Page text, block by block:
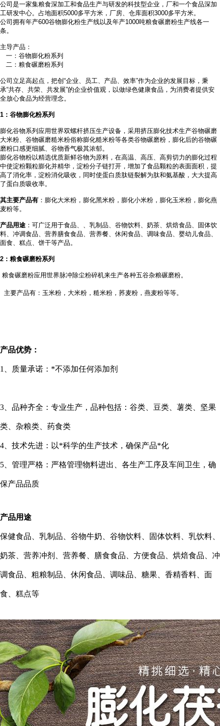
公司是一家集粮食深加工和食品生产与研发的科技型企业，厂和一个食品深加
工研发中心。占地面积5000多平方米，厂房、仓库面积3000多平方米。
公司拥有年产600谷物膨化粉生产线以及年产1000吨粮食碾磨粉生产线各一
条。
主导产品：
一：谷物膨化粉系列
二：粮食碾磨粉系列
公司立足高起点，把创 “企业、员工、产品、效率”作为企业的发展目标，秉
承“共存、共荣、共发展”的企业价值观，以做绿色健康食品，为消费者提供安
全放心食品为经营理念。
1 ：谷物膨化粉系列
膨化谷物系列应用世界双螺杆挤压生产设备，采用挤压膨化技术生产谷物碾磨
大米粉、谷物碾磨糙米粉俗称膨化糙米粉等各类谷物碾磨粉，膨化后的谷物碾
磨粉口感更细腻、谷物香气极其浓郁。
膨化谷物粉以精选优质新鲜谷物为原料，在高温、高压、高剪切力的膨化过程
中使淀粉颗粒膨化并精华，淀粉分子链打开，增加了食品颗粒的表面面积，提
高了消化率，淀粉消化吸收，同时使蛋白质肽链裂解为肽和氨基酸，大大提高
了蛋白质吸收率。
其主要产品有 ：膨化大米粉，膨化黑米粉，膨化小米粉，膨化玉米粉，膨化燕
麦粉等。
产品用途 ：可广泛用于食品、 、乳制品、谷物饮料、奶茶、烘焙食品、固体饮
料、冲调食品、营养膳食食品、营养餐、休闲食品、调味食品、婴幼儿食品、
面食、糕点、饼干等产品。
2 ：粮食碾磨粉系列
粮食碾磨粉应用世界脉冲除尘粉碎机来生产各种五谷杂粮碾磨粉。
主要产品有：玉米粉，大米粉，糙米粉，荞麦粉，燕麦粉等等。
产品优势：
1 、质量承诺：*不添加任何添加剂
3 、品种齐全：专业生产，品种包括：谷类、豆类、薯类、坚果
类、杂粮类、药食类
4 、技术先进：以*科学的生产技术，确保产品*化
5 、管理严格：严格管理物料进出、各生产工序及车间卫生，确
保产品品质
产品用途
保健食品、乳制品、谷物牛奶、谷物饮料、固体饮料、乳饮料、
奶茶、营养冲剂、营养餐、膳食食品、方便食品、烘焙食品、冲
调食品、粗粮制品、休闲食品、调味品、糖果、香精香料、面
食、糕点等